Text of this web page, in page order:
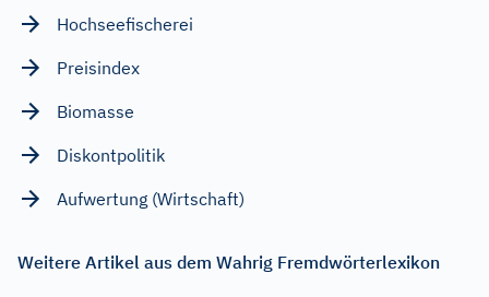
Hochseefischerei
Preisindex
Biomasse
Diskontpolitik
Aufwertung (Wirtschaft)
Weitere Artikel aus dem Wahrig Fremdwörterlexikon